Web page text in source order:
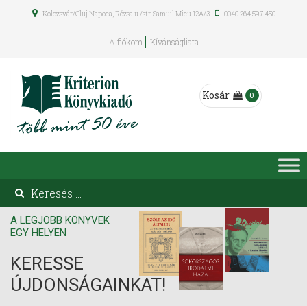
Kolozsvár/Cluj Napoca, Rózsa u./str. Samuil Micu 12A/3 0040 264 597 450
A fiókom Kívánságlista
Kosár 0
A LEGJOBB KÖNYVEK
EGY HELYEN
KERESSE
ÚJDONSÁGAINKAT!